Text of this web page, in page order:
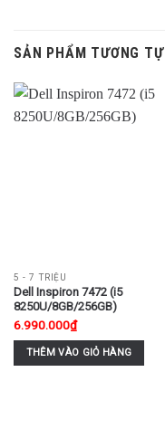
SẢN PHẨM TƯƠNG TỰ
5 - 7 TRIỆU
Dell Inspiron 7472 (i5
8250U/8GB/256GB)
6.990.000₫
THÊM VÀO GIỎ HÀNG